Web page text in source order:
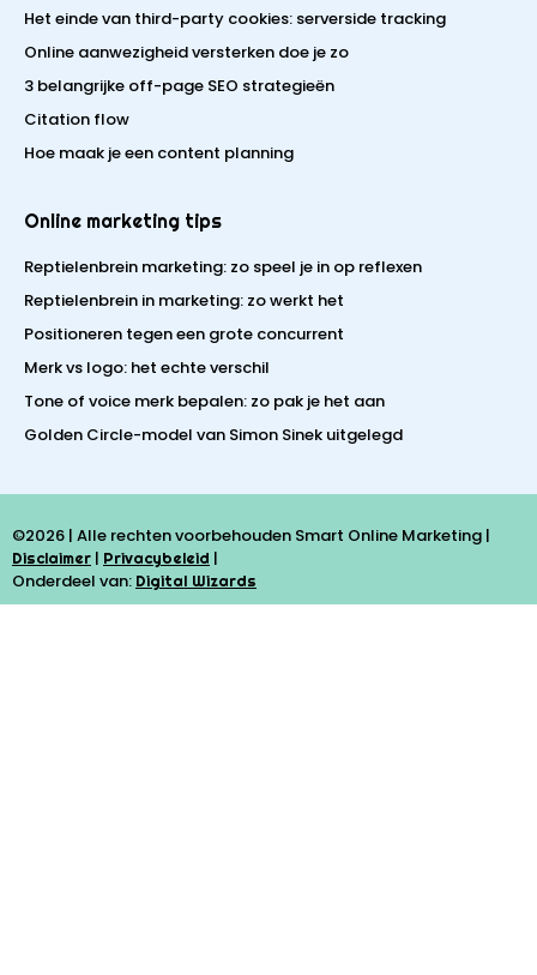
Het einde van third-party cookies: serverside tracking
Online aanwezigheid versterken doe je zo
3 belangrijke off-page SEO strategieën
Citation flow
Hoe maak je een content planning
Online marketing tips
Reptielenbrein marketing: zo speel je in op reflexen
Reptielenbrein in marketing: zo werkt het
Positioneren tegen een grote concurrent
Merk vs logo: het echte verschil
Tone of voice merk bepalen: zo pak je het aan
Golden Circle-model van Simon Sinek uitgelegd
©2026 | Alle rechten voorbehouden Smart Online Marketing |
Disclaimer | Privacybeleid |
Onderdeel van: Digital Wizards